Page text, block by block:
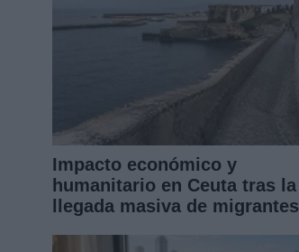
Impacto económico y
humanitario en Ceuta tras la
llegada masiva de migrantes